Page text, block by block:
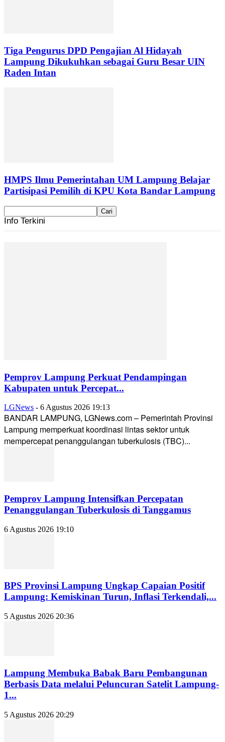
Tiga Pengurus DPD Pengajian Al Hidayah
Lampung Dikukuhkan sebagai Guru Besar UIN
Raden Intan
HMPS Ilmu Pemerintahan UM Lampung Belajar
Partisipasi Pemilih di KPU Kota Bandar Lampung
Info Terkini
Pemprov Lampung Perkuat Pendampingan
Kabupaten untuk Percepat...
LGNews - 6 Agustus 2026 19:13
BANDAR LAMPUNG, LGNews.com – Pemerintah Provinsi
Lampung memperkuat koordinasi lintas sektor untuk
mempercepat penanggulangan tuberkulosis (TBC)...
Pemprov Lampung Intensifkan Percepatan
Penanggulangan Tuberkulosis di Tanggamus
6 Agustus 2026 19:10
BPS Provinsi Lampung Ungkap Capaian Positif
Lampung: Kemiskinan Turun, Inflasi Terkendali,...
5 Agustus 2026 20:36
Lampung Membuka Babak Baru Pembangunan
Berbasis Data melalui Peluncuran Satelit Lampung-
1...
5 Agustus 2026 20:29